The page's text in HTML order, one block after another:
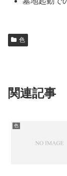
色
関連記事
色